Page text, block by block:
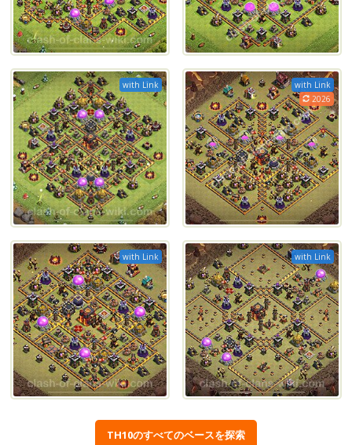
with Link
with Link
2026
with Link with Link
TH10のすべてのベースを探索